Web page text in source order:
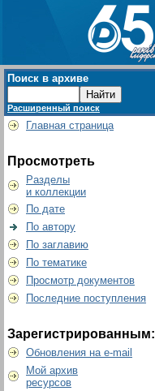
Поиск в архиве
Расширенный поиск
Главная страница
Просмотреть
Разделы
и коллекции
По дате
По автору
По заглавию
По тематике
Просмотр документов
Последние поступления
Зарегистрированным:
Обновления на e-mail
Мой архив
ресурсов